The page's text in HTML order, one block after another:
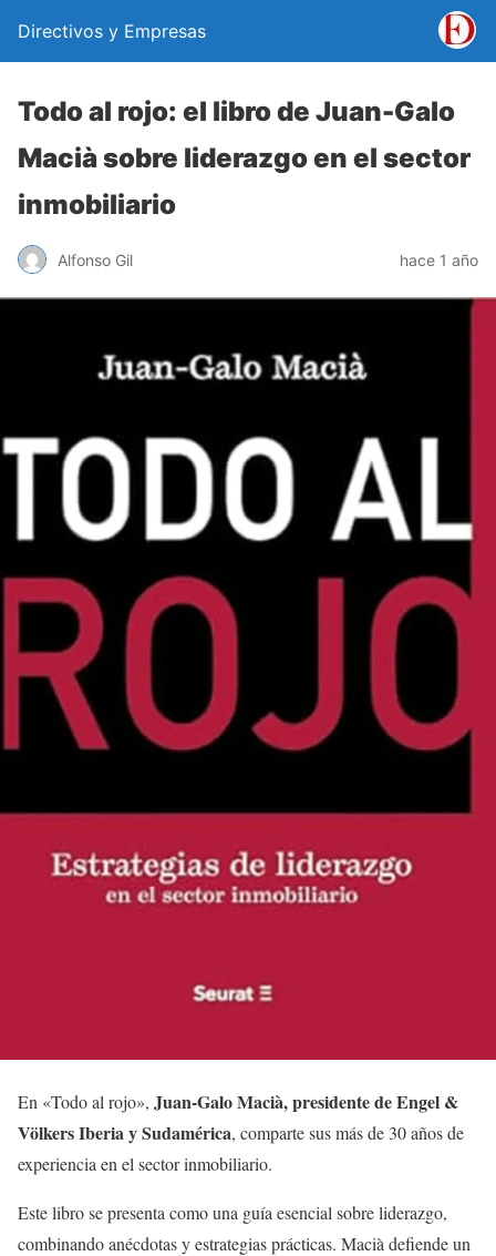
Directivos y Empresas
Todo al rojo: el libro de Juan-Galo
Macià sobre liderazgo en el sector
inmobiliario
Alfonso Gil hace 1 año
En «Todo al rojo», Juan-Galo Macià, presidente de Engel &
Völkers Iberia y Sudamérica, comparte sus más de 30 años de
experiencia en el sector inmobiliario.
Este libro se presenta como una guía esencial sobre liderazgo,
combinando anécdotas y estrategias prácticas. Macià defiende un